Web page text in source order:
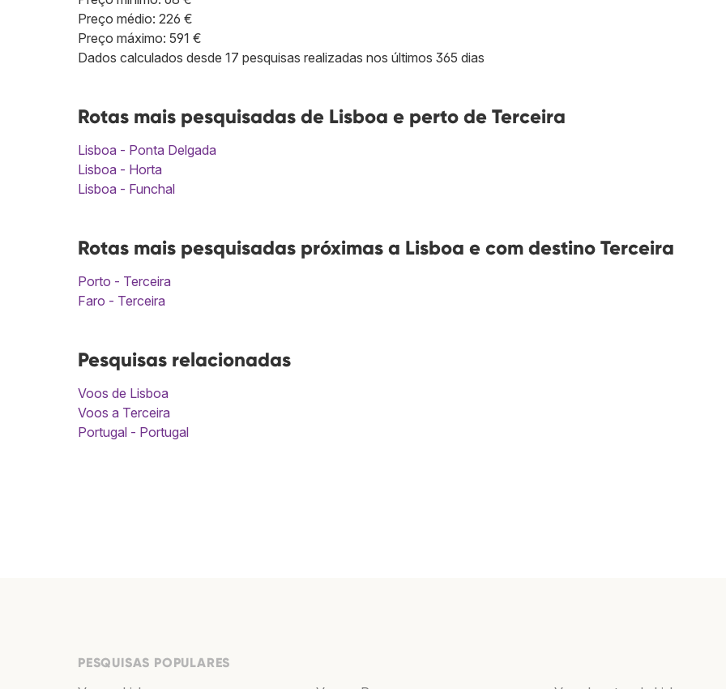
Preço médio: 226 €
Preço máximo: 591 €
Dados calculados desde 17 pesquisas realizadas nos últimos 365 dias
Rotas mais pesquisadas de Lisboa e perto de Terceira
Lisboa - Ponta Delgada
Lisboa - Horta
Lisboa - Funchal
Rotas mais pesquisadas próximas a Lisboa e com destino Terceira
Porto - Terceira
Faro - Terceira
Pesquisas relacionadas
Voos de Lisboa
Voos a Terceira
Portugal - Portugal
PESQUISAS POPULARES